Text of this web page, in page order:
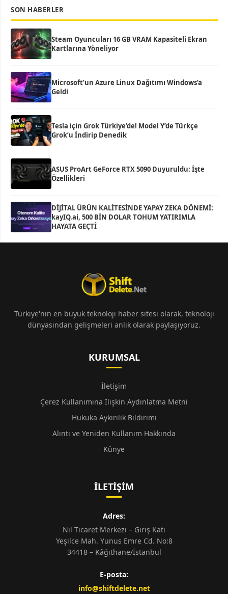
SON HABERLER
Steam Oyuncuları 16 GB VRAM Kapasiteli Ekran
Kartlarına Yöneliyor
Microsoft’un Azure Linux Dağıtımı Windows’a
Geldi
Tesla için Grok Türkiye’de! Model Y’de Türkçe
Grok’u İndirip Denedik
ASUS ProArt GeForce RTX 5090 Duyuruldu: İşte
Özellikleri
DİJİTAL ÜRÜN KALİTESİNDE YAPAY ZEKA DÖNEMİ:
kayIQ.ai, 500 BİN DOLAR TOHUM YATIRIMLA
HAYATA GEÇTİ
Türkiye'nin en büyük teknoloji haber sitesi olarak, teknoloji
dünyasından gelişmeleri anlık olarak paylaşıyoruz.
KURUMSAL
İletişim
Çerez Kullanımına İlişkin Aydınlatma Metni
Hukuka Aykırılık Bildirimi
Alıntı ve Yeniden Kullanım Hakkında
Künye
İLETIŞIM
Adres:
Nil Ticaret Merkezi – Giriş Katı
Yeşilce Mah. Yunus Emre Cd. No:8
34418 – Kâğıthane/İstanbul
E-posta:
info@shiftdelete.net